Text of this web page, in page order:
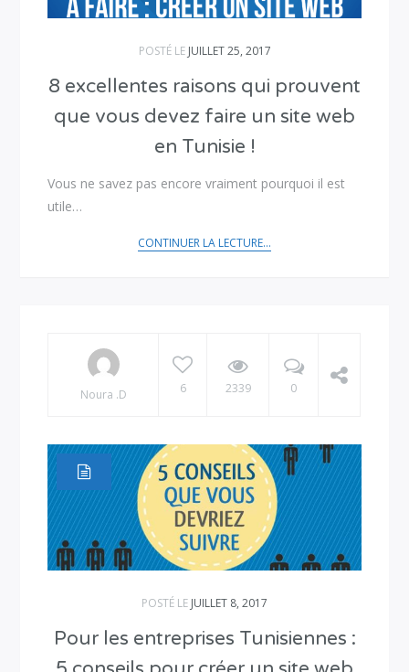
POSTÉ LE JUILLET 25, 2017
8 excellentes raisons qui prouvent
que vous devez faire un site web
en Tunisie !
Vous ne savez pas encore vraiment pourquoi il est
utile…
CONTINUER LA LECTURE...
Noura .D 6 2339 0
POSTÉ LE JUILLET 8, 2017
Pour les entreprises Tunisiennes :